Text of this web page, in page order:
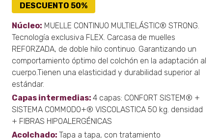
DESCUENTO 50%
Núcleo: MUELLE CONTINUO MULTIELÁSTIC® STRONG.
Tecnología exclusiva FLEX. Carcasa de muelles
REFORZADA, de doble hilo continuo. Garantizando un
comportamiento óptimo del colchón en la adaptación al
cuerpo.Tienen una elasticidad y durabilidad superior al
estándar.
Capas intermedias: 4 capas: CONFORT SISTEM® +
SISTEMA COMMODO+® VISCOLASTICA 50 kg. densidad
+ FIBRAS HIPOALERGÉNICAS
Acolchado: Tapa a tapa, con tratamiento